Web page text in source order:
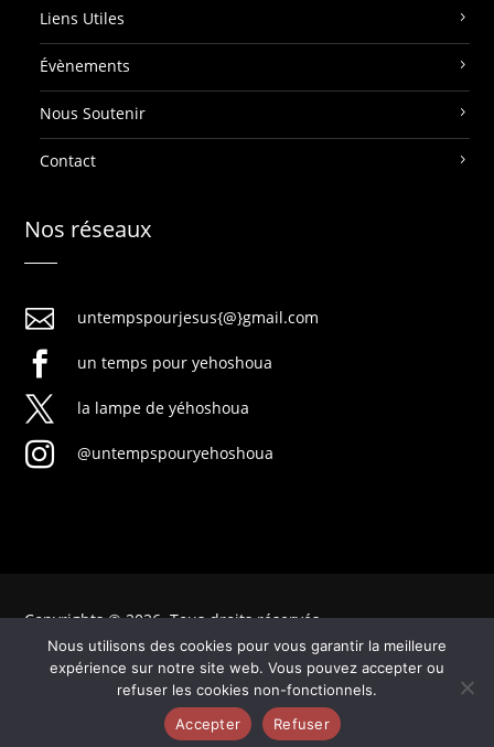
Liens Utiles
Évènements
Nous Soutenir
Contact
Nos réseaux
 untempspourjesus{@}gmail.com
 un temps pour yehoshoua
 la lampe de yéhoshoua
 @untempspouryehoshoua
Copyrights © 2026. Tous droits réservés
Mentions légales |Politique de confidentialité
Nous utilisons des cookies pour vous garantir la meilleure
expérience sur notre site web. Vous pouvez accepter ou
refuser les cookies non-fonctionnels.
Accepter
Refuser